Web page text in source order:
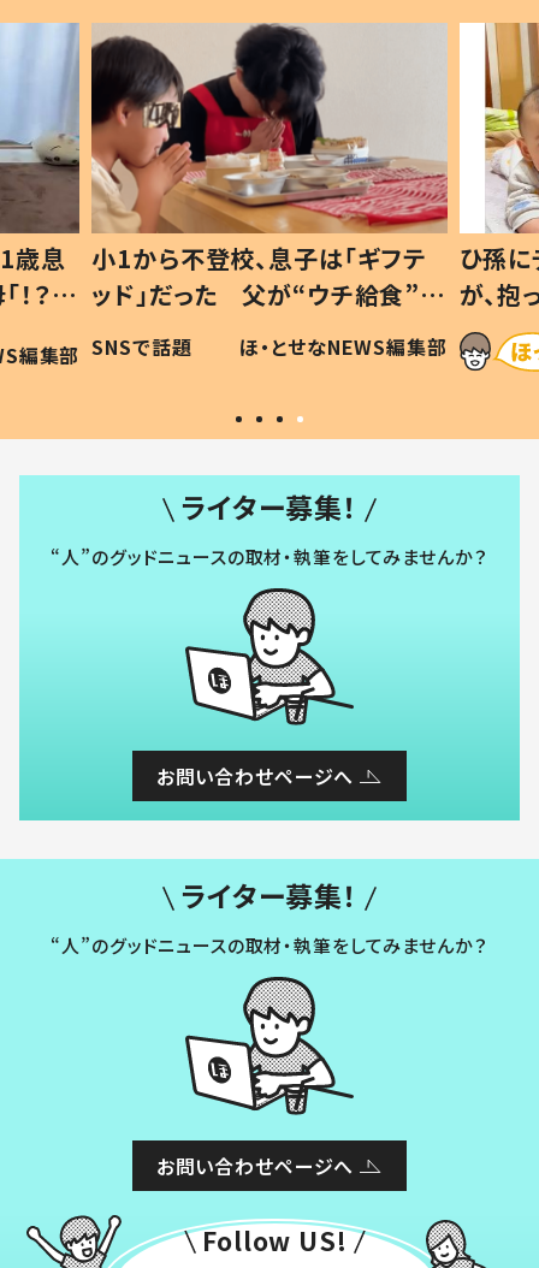
歳息
？」
編集部
小1から不登校、息子は「ギフテ
ッド」だった 父が“ウチ給食”を
作り続ける理由とは #令和の親
#令和の子
SNSで話題 ほ・とせなNEWS編集部
ひ孫
が、
「涙が
い」
ライター募集！
“人”のグッドニュースの取材・執筆をしてみませんか？
お問い合わせページへ
ライター募集！
“人”のグッドニュースの取材・執筆をしてみませんか？
お問い合わせページへ
Follow US!